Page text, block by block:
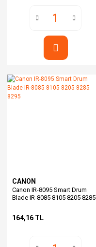
CANON
Canon IR-8095 Smart Drum
Blade IR-8085 8105 8205 8285
164,16 TL